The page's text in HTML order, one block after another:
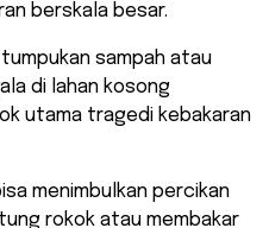
berskala besar.
sampah atau
di lahan kosong
utama tragedi kebakaran
menimbulkan percikan
rokok atau membakar